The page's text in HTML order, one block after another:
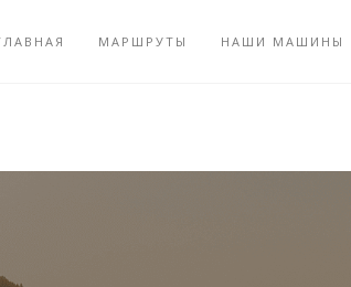
МАРШРУТЫ НАШИ МАШИНЫ